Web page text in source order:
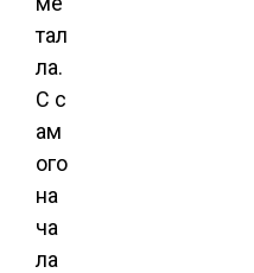
тал
ла.
С с
ам
ого
на
ча
ла